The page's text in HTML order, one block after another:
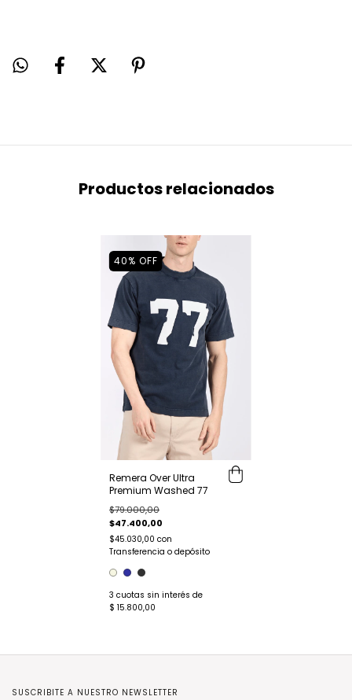
Productos relacionados
40% OFF
Remera Over Ultra
Premium Washed 77
$79.000,00
$47.400,00
$45.030,00 con
Transferencia o depósito
3 cuotas sin interés de
$ 15.800,00
SUSCRIBITE A NUESTRO NEWSLETTER